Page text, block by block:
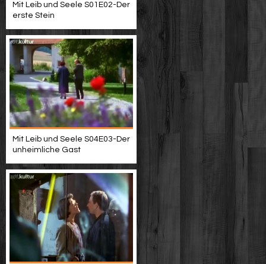
Mit Leib und Seele S01E02-Der
erste Stein
Mit Leib und Seele S04E03-Der
unheimliche Gast